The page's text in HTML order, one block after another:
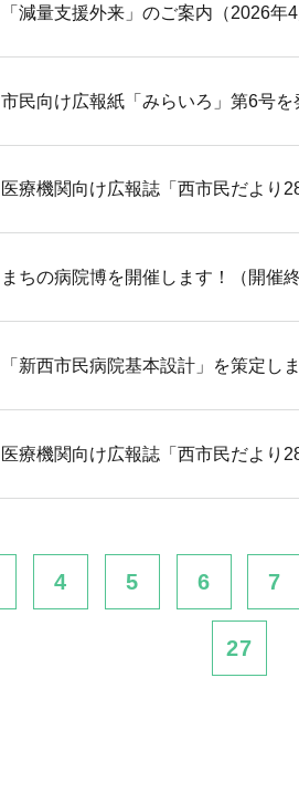
「減量支援外来」のご案内（2026年4
市民向け広報紙「みらいろ」第6号を
医療機関向け広報誌「西市民だより
まちの病院博を開催します！（開催
「新西市民病院基本設計」を策定し
医療機関向け広報誌「西市民だより
4 5 6 7
27